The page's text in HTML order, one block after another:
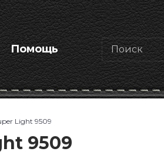
Помощь
Light 9509
9509